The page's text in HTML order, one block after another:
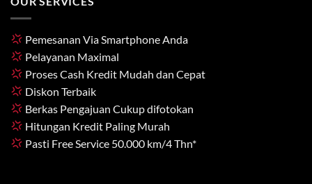
Pemesanan Via Smartphone Anda
Pelayanan Maximal
Proses Cash Kredit Mudah dan Cepat
Diskon Terbaik
Berkas Pengajuan Cukup difotokan
Hitungan Kredit Paling Murah
Pasti Free Service 50.000 km/4 Thn*